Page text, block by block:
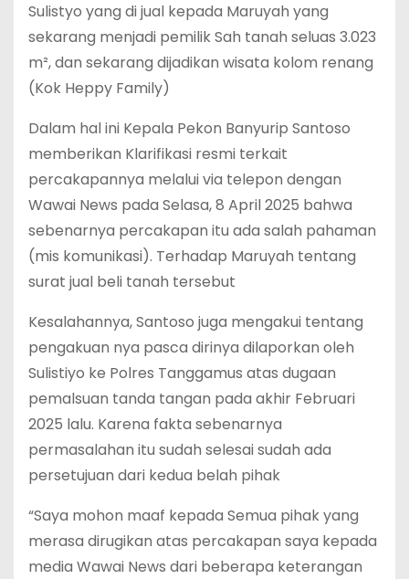
Sulistyo yang di jual kepada Maruyah yang
sekarang menjadi pemilik Sah tanah seluas 3.023
m², dan sekarang dijadikan wisata kolom renang
(Kok Heppy Family)
Dalam hal ini Kepala Pekon Banyurip Santoso
memberikan Klarifikasi resmi terkait
percakapannya melalui via telepon dengan
Wawai News pada Selasa, 8 April 2025 bahwa
sebenarnya percakapan itu ada salah pahaman
(mis komunikasi). Terhadap Maruyah tentang
surat jual beli tanah tersebut
Kesalahannya, Santoso juga mengakui tentang
pengakuan nya pasca dirinya dilaporkan oleh
Sulistiyo ke Polres Tanggamus atas dugaan
pemalsuan tanda tangan pada akhir Februari
2025 lalu. Karena fakta sebenarnya
permasalahan itu sudah selesai sudah ada
persetujuan dari kedua belah pihak
“Saya mohon maaf kepada Semua pihak yang
merasa dirugikan atas percakapan saya kepada
media Wawai News dari beberapa keterangan